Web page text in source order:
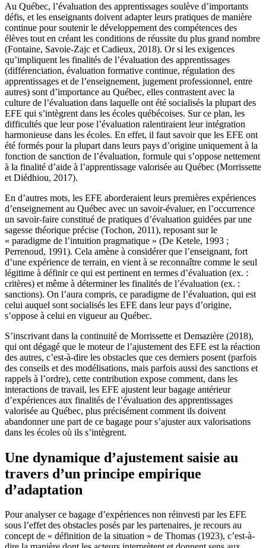
Au Québec, l’évaluation des apprentissages soulève d’importants
défis, et les enseignants doivent adapter leurs pratiques de manière
continue pour soutenir le développement des compétences des
élèves tout en créant les conditions de réussite du plus grand nombre
(Fontaine, Savoie-Zajc et Cadieux, 2018). Or si les exigences
qu’impliquent les finalités de l’évaluation des apprentissages
(différenciation, évaluation formative continue, régulation des
apprentissages et de l’enseignement, jugement professionnel, entre
autres) sont d’importance au Québec, elles contrastent avec la
culture de l’évaluation dans laquelle ont été socialisés la plupart des
EFE qui s’intègrent dans les écoles québécoises. Sur ce plan, les
difficultés que leur pose l’évaluation ralentiraient leur intégration
harmonieuse dans les écoles. En effet, il faut savoir que les EFE ont
été formés pour la plupart dans leurs pays d’origine uniquement à la
fonction de sanction de l’évaluation, formule qui s’oppose nettement
à la finalité d’aide à l’apprentissage valorisée au Québec (Morrissette
et Diédhiou, 2017).
En d’autres mots, les EFE aborderaient leurs premières expériences
d’enseignement au Québec avec un savoir-évaluer, en l’occurrence
un savoir-faire constitué de pratiques d’évaluation guidées par une
sagesse théorique précise (Tochon, 2011), reposant sur le
« paradigme de l’intuition pragmatique » (De Ketele, 1993 ;
Perrenoud, 1991). Cela amène à considérer que l’enseignant, fort
d’une expérience de terrain, en vient à se reconnaître comme le seul
légitime à définir ce qui est pertinent en termes d’évaluation (ex. :
critères) et même à déterminer les finalités de l’évaluation (ex. :
sanctions). On l’aura compris, ce paradigme de l’évaluation, qui est
celui auquel sont socialisés les EFE dans leur pays d’origine,
s’oppose à celui en vigueur au Québec.
S’inscrivant dans la continuité de Morrissette et Demazière (2018),
qui ont dégagé que le moteur de l’ajustement des EFE est la réaction
des autres, c’est-à-dire les obstacles que ces derniers posent (parfois
des conseils et des modélisations, mais parfois aussi des sanctions et
rappels à l’ordre), cette contribution expose comment, dans les
interactions de travail, les EFE ajustent leur bagage antérieur
d’expériences aux finalités de l’évaluation des apprentissages
valorisée au Québec, plus précisément comment ils doivent
abandonner une part de ce bagage pour s’ajuster aux valorisations
dans les écoles où ils s’intègrent.
Une dynamique d’ajustement saisie au
travers d’un principe empirique
d’adaptation
Pour analyser ce bagage d’expériences non réinvesti par les EFE
sous l’effet des obstacles posés par les partenaires, je recours au
concept de « définition de la situation » de Thomas (1923), c’est-à-